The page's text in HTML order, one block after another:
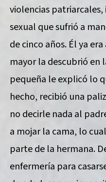
violencias
sexual que sufrió a
de cinco años. Él ya
mayor la descubrió en
pequeña le explicó lo
hecho, recibió una
no decirle nada al
a mojar la cama, lo
parte de la hermana.
enfermería para